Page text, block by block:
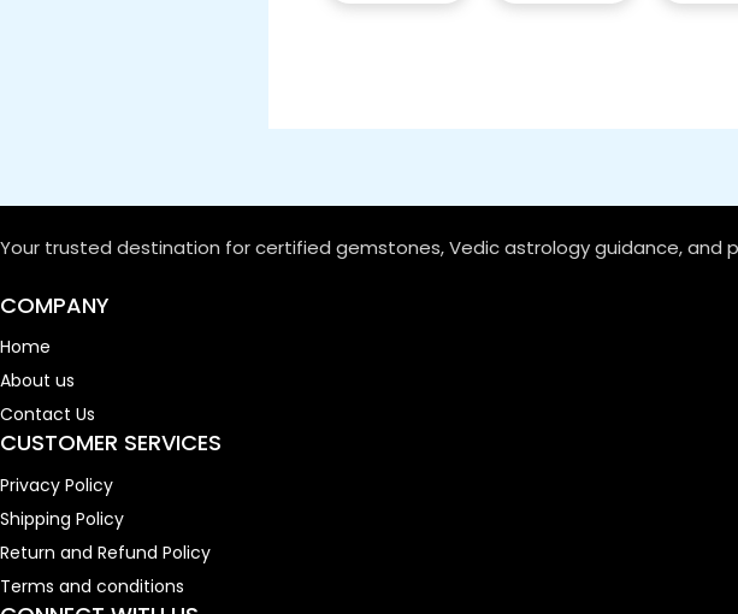
Your trusted destination for certified gemstones, Vedic astrology guidance, and
COMPANY
Home
About us
Contact Us
CUSTOMER SERVICES
Privacy Policy
Shipping Policy
Return and Refund Policy
Terms and conditions